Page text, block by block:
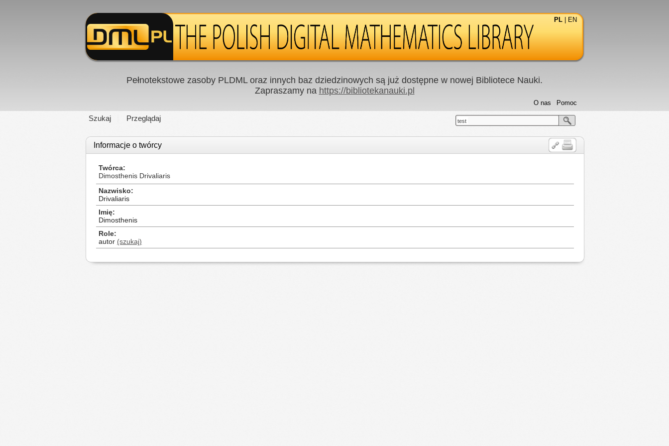
PL EN
Pełnotekstowe zasoby PLDML oraz innych baz dziedzinowych są już dostępne w nowej Bibliotece Nauki.
Zapraszamy na https://bibliotekanauki.pl
Szukaj Przeglądaj
Pomoc
O nas
test
Informacje o twórcy
Twórca
Dimosthenis Drivaliaris
Nazwisko
Drivaliaris
Imię
Dimosthenis
Role
autor (szukaj)